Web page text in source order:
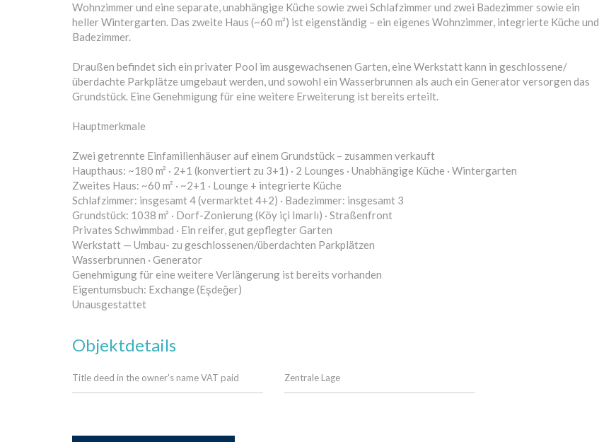
Wohnzimmer und eine separate, unabhängige Küche sowie zwei Schlafzimmer und zwei Badezimmer sowie ein
heller Wintergarten. Das zweite Haus (~60 m²) ist eigenständig – ein eigenes Wohnzimmer, integrierte Küche und
Badezimmer.
Draußen befindet sich ein privater Pool im ausgewachsenen Garten, eine Werkstatt kann in geschlossene/
überdachte Parkplätze umgebaut werden, und sowohl ein Wasserbrunnen als auch ein Generator versorgen das
Grundstück. Eine Genehmigung für eine weitere Erweiterung ist bereits erteilt.
Hauptmerkmale
Zwei getrennte Einfamilienhäuser auf einem Grundstück – zusammen verkauft
Haupthaus: ~180 m² · 2+1 (konvertiert zu 3+1) · 2 Lounges · Unabhängige Küche · Wintergarten
Zweites Haus: ~60 m² · ~2+1 · Lounge + integrierte Küche
Schlafzimmer: insgesamt 4 (vermarktet 4+2) · Badezimmer: insgesamt 3
Grundstück: 1038 m² · Dorf-Zonierung (Köy içi Imarlı) · Straßenfront
Privates Schwimmbad · Ein reifer, gut gepflegter Garten
Werkstatt — Umbau- zu geschlossenen/überdachten Parkplätzen
Wasserbrunnen · Generator
Genehmigung für eine weitere Verlängerung ist bereits vorhanden
Eigentumsbuch: Exchange (Eşdeğer)
Unausgestattet
Objektdetails
Title deed in the owner's name VAT paid Zentrale Lage